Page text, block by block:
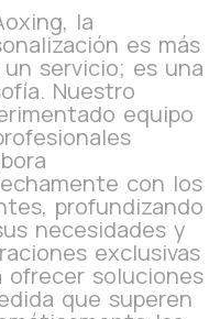
la
es más
servicio; es una
Nuestro
equipo
con los
profundizando
necesidades y
exclusivas
ofrecer soluciones
que superen